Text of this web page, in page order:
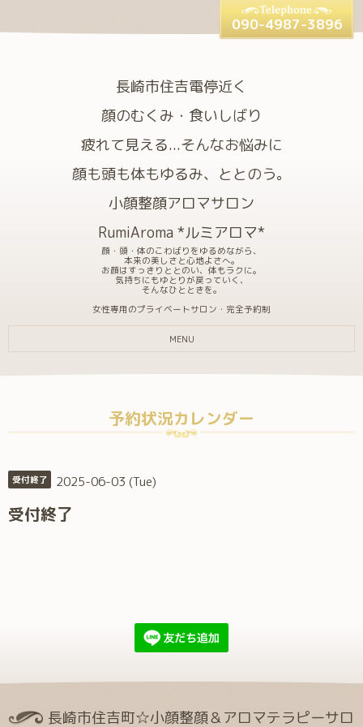
長崎市住吉電停近く
顔のむくみ・食いしばり
疲れて見える...そんなお悩みに
顔も頭も体もゆるみ、ととのう。
小顔整顔アロマサロン
RumiAroma *ルミアロマ*
顔・頭・体のこわばりをゆるめながら、
本来の美しさと心地よさへ。
お顔はすっきりととのい、体もラクに。
気持ちにもゆとりが戻っていく、
そんなひとときを。
女性専用のプライベートサロン・完全予約制
090-4987-3896
MENU
予約状況カレンダー
受付終了 2025-06-03 (Tue)
受付終了
長崎市住吉町☆小顔整顔＆アロマテラピーサロ